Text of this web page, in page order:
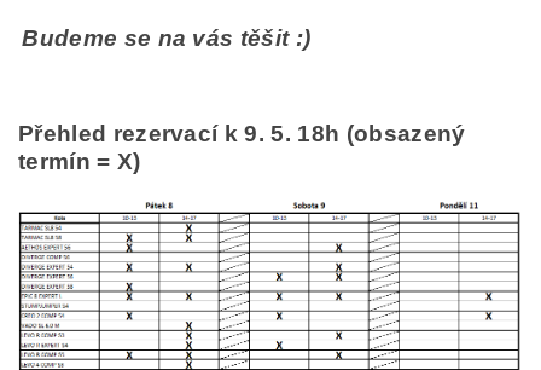
Budeme se na vás těšit :)
Přehled rezervací k 9. 5. 18h (obsazený
termín = X)